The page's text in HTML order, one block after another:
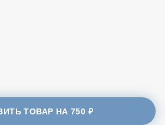
ТОВАР НА750 ₽